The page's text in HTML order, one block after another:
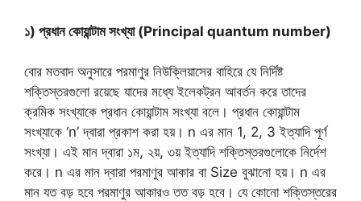
১) প্রধান কোয়ান্টাম সংখ্যা (Principal quantum number)
বোর মতবাদ অনুসারে পরমাণুর নিউক্লিয়াসের বাহিরে যে নির্দিষ্ট
শক্তিস্তরগুলো রয়েছে যাদের মধ্যে ইলেকট্রন আবর্তন করে তাদের
ক্রমিক সংখ্যাকে প্রধান কোয়ান্টাম সংখ্যা বলে। প্রধান কোয়ান্টাম
সংখ্যাকে ‘n’ দ্বারা প্রকাশ করা হয়। n এর মান 1, 2, 3 ইত্যাদি পূর্ণ
সংখ্যা। এই মান দ্বারা ১ম, ২য়, ৩য় ইত্যাদি শক্তিস্তরগুলোকে নির্দেশ
করে। n এর মান দ্বারা পরমাণুর আকার বা Size বুঝানো হয়। n এর
মান যত বড় হবে পরমাণুর আকারও তত বড় হবে। যে কোনো শক্তিস্তরের